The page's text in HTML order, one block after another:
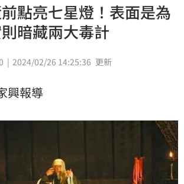
點亮七星燈！表面是為
暗藏兩大毒計
2024/02/26 14:25:36 更新
興報導